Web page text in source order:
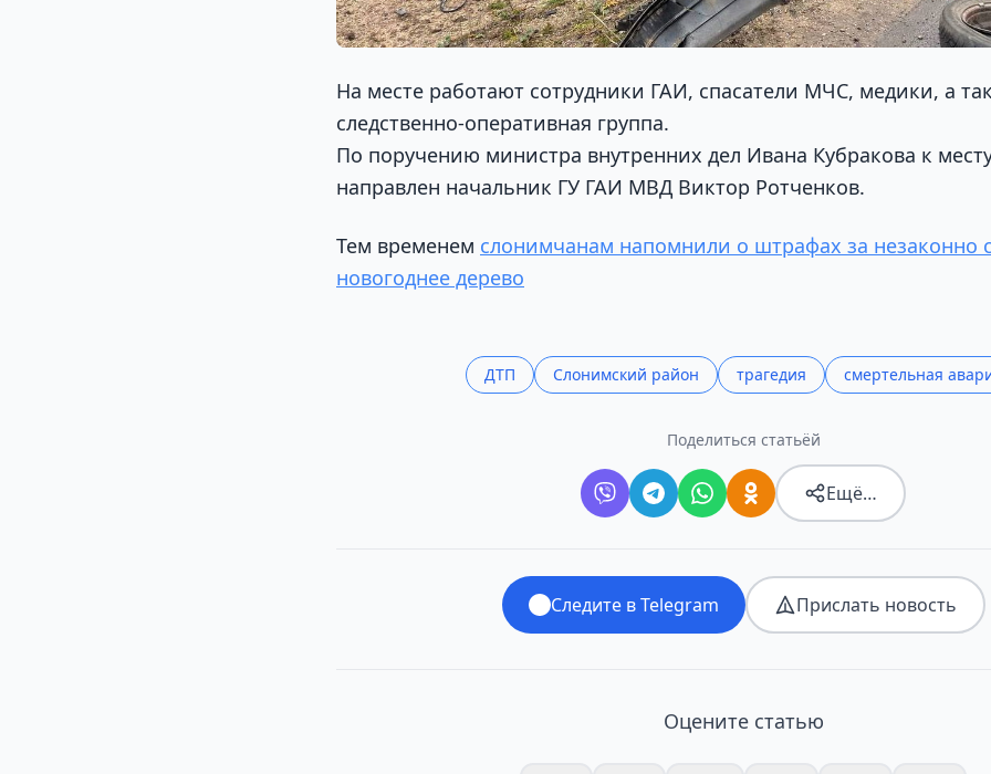
На месте работают сотрудники ГАИ, спасатели МЧС, медики, а
следственно-оперативная группа.
По поручению министра внутренних дел Ивана Кубракова к
направлен начальник ГУ ГАИ МВД Виктор Ротченков.
Тем временем слонимчанам напомнили о штрафах за незаконно
новогоднее дерево
ДТП Слонимский район трагедия смертельная
Поделиться статьёй
Ещё…
Следите в Telegram Прислать новость
Оцените статью